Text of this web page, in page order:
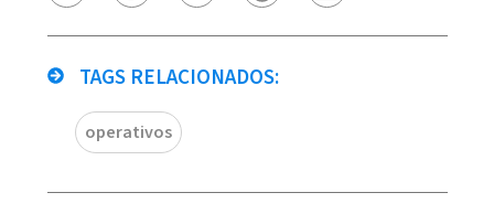
TAGS RELACIONADOS:
operativos